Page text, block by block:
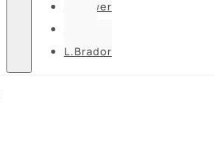
U-power
L.Brador